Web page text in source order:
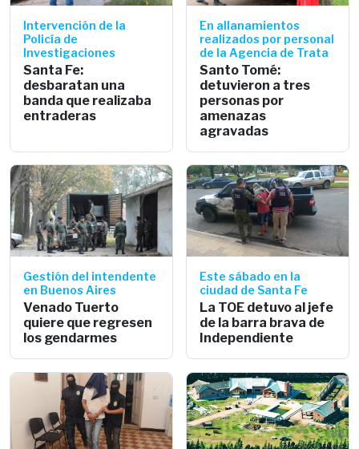
Intervención de la
Policía de
Investigaciones
Santa Fe:
desbaratan una
banda que realizaba
entraderas
En allanamientos
realizados por personal
de la Agencia de Trata
Santo Tomé:
detuvieron a tres
personas por
amenazas
agravadas
Gestión del intendente
en Buenos Aires
Venado Tuerto
quiere que regresen
los gendarmes
Este sábado en la
ciudad de Santa Fe
La TOE detuvo al jefe
de la barra brava de
Independiente